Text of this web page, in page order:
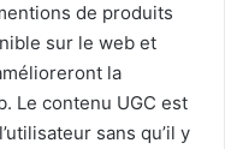
de produits
sur le web et
la
Le contenu UGC est
sans qu’il y